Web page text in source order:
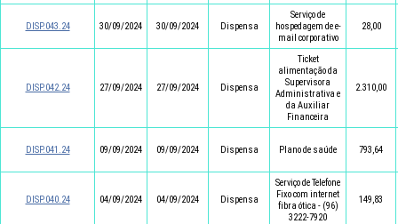
DISP.043.24 30/09/2024 30/09/2024 Dispensa
Serviço de
hospedagem de e-
mail corporativo
28,00
DISP.042.24 27/09/2024 27/09/2024 Dispensa
Ticket
alimentação da
Supervisora
Administrativa e
da Auxiliar
Financeira
2.310,00
DISP.041.24 09/09/2024 09/09/2024 Dispensa Plano de saúde 793,64
DISP.040.24 04/09/2024 04/09/2024 Dispensa
Serviço de Telefone
Fixo com internet
fibra ótica - (96)
3222-7920
149,83